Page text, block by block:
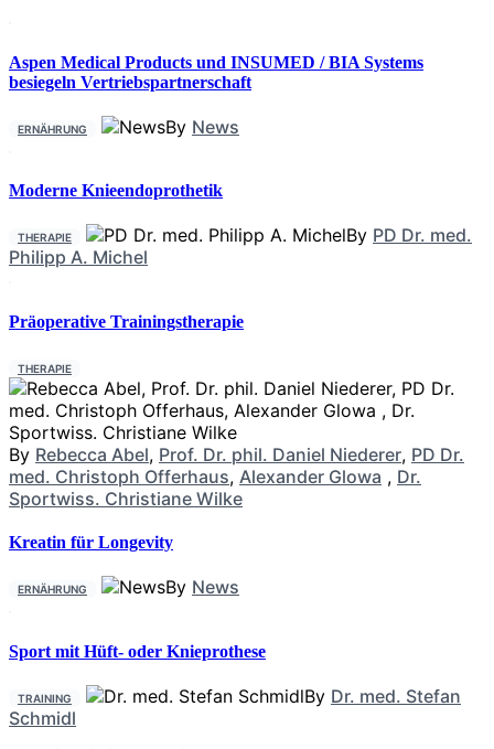
Aspen Medical Products und INSUMED / BIA Systems
besiegeln Vertriebspartnerschaft
ERNÄHRUNG By News
Moderne Knieendoprothetik
THERAPIE By PD Dr. med.
Philipp A. Michel
Präoperative Trainingstherapie
THERAPIE
By Rebecca Abel, Prof. Dr. phil. Daniel Niederer, PD Dr.
med. Christoph Offerhaus, Alexander Glowa , Dr.
Sportwiss. Christiane Wilke
Kreatin für Longevity
ERNÄHRUNG By News
Sport mit Hüft- oder Knieprothese
TRAINING By Dr. med. Stefan
Schmidl